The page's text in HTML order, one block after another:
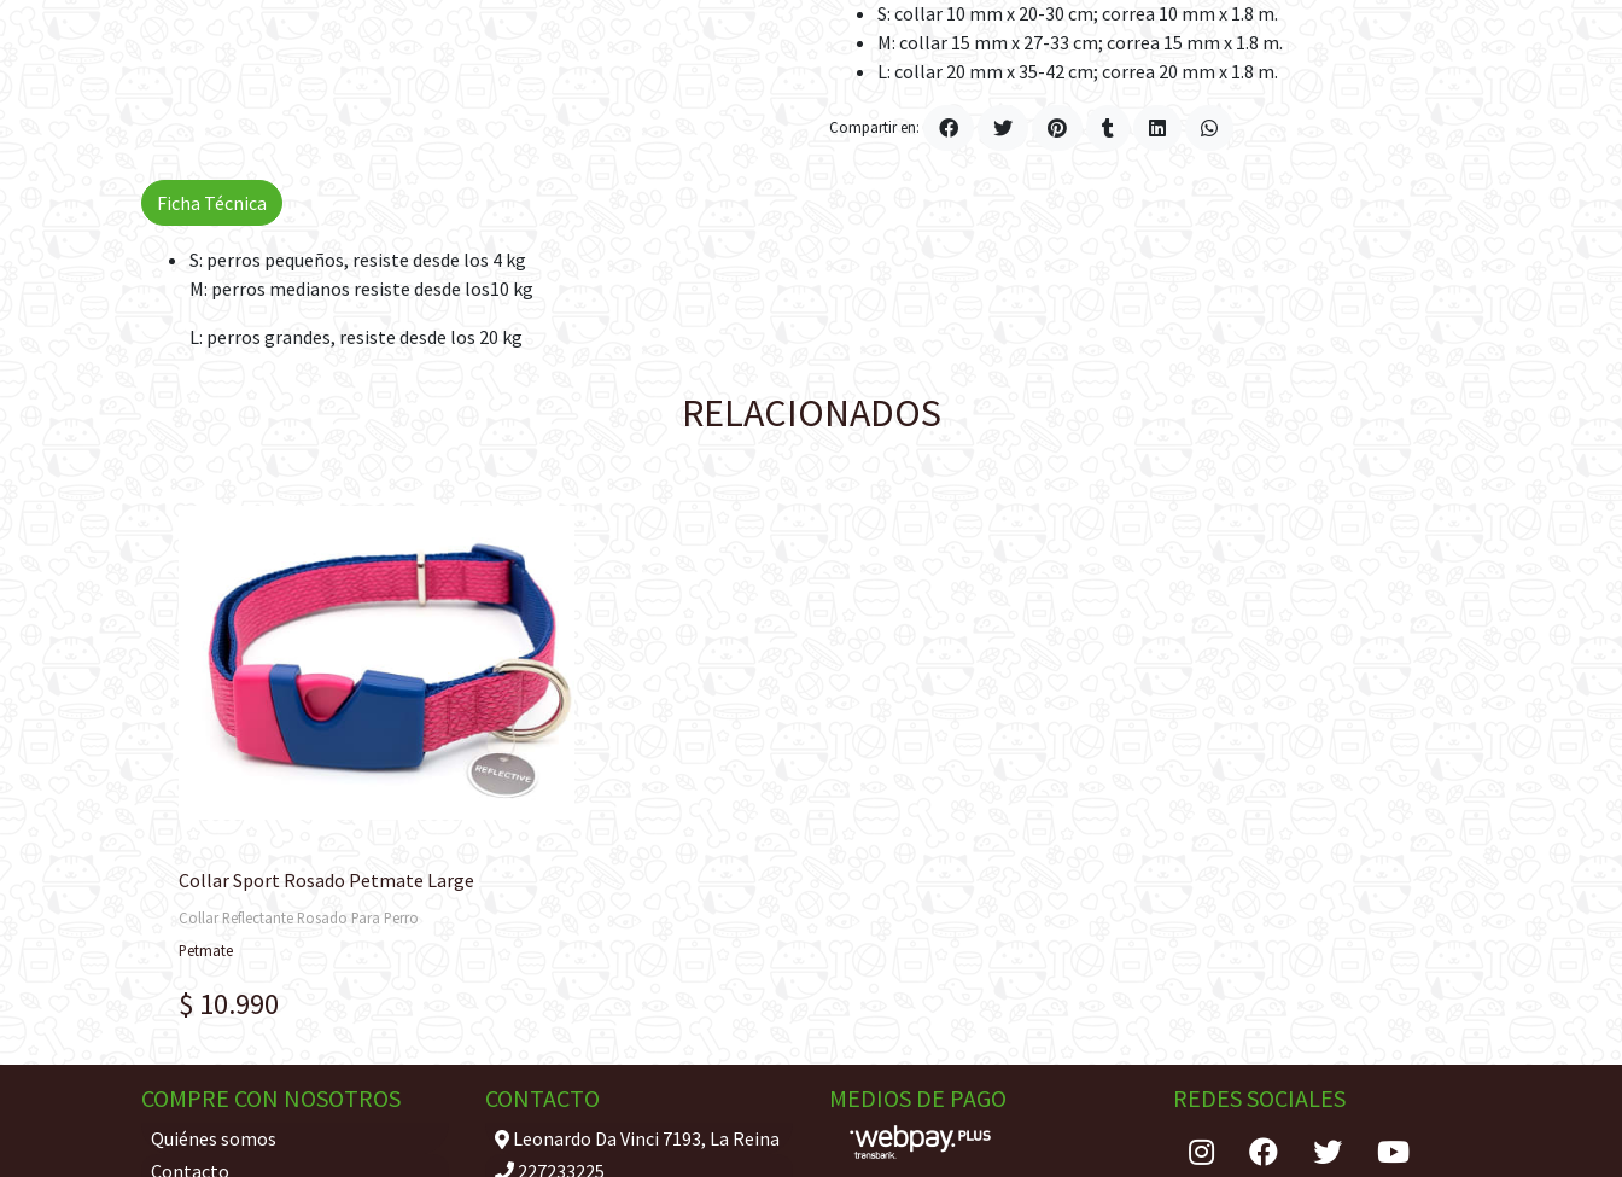
S: collar 10 mm x 20-30 cm; correa 10 mm x 1.8 m.
M: collar 15 mm x 27-33 cm; correa 15 mm x 1.8 m.
L: collar 20 mm x 35-42 cm; correa 20 mm x 1.8 m.
Compartir en:
S: perros pequeños, resiste desde los 4 kg
M: perros medianos resiste desde los10 kg
L: perros grandes, resiste desde los 20 kg
Ficha Técnica
RELACIONADOS
Collar Sport Rosado Petmate Large
Collar Reflectante Rosado Para Perro
Petmate
$ 10.990
COMPRE CON NOSOTROS
Quiénes somos
Contacto
CONTACTO
Leonardo Da Vinci 7193, La Reina
227233225
MEDIOS DE PAGO REDES SOCIALES